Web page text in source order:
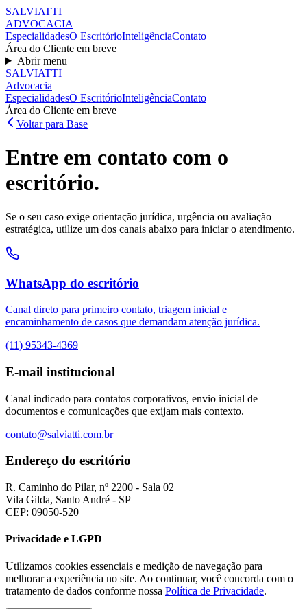
SALVIATTI
ADVOCACIA
EspecialidadesO EscritórioInteligênciaContato
Área do Cliente em breve
Abrir menu
SALVIATTI
Advocacia
EspecialidadesO EscritórioInteligênciaContato
Área do Cliente em breve
Voltar para Base
Entre em contato com o
escritório.
Se o seu caso exige orientação jurídica, urgência ou avaliação
estratégica, utilize um dos canais abaixo para iniciar o atendimento.
WhatsApp do escritório
Canal direto para primeiro contato, triagem inicial e
encaminhamento de casos que demandam atenção jurídica.
(11) 95343-4369
E-mail institucional
Canal indicado para contatos corporativos, envio inicial de
documentos e comunicações que exijam mais contexto.
contato@salviatti.com.br
Endereço do escritório
R. Caminho do Pilar, nº 2200 - Sala 02
Vila Gilda, Santo André - SP
CEP: 09050-520
Privacidade e LGPD
Utilizamos cookies essenciais e medição de navegação para
melhorar a experiência no site. Ao continuar, você concorda com o
tratamento de dados conforme nossa Política de Privacidade.